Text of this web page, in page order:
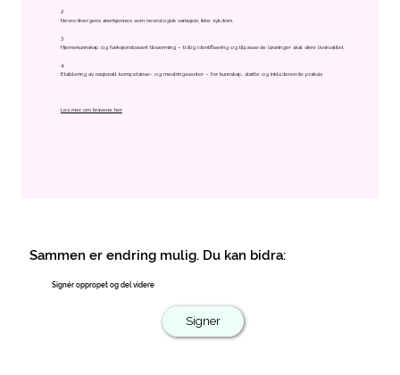
Sammen er endring mulig. Du kan bidra:
Signér oppropet og del videre
Signer
2
Nevrodivergens anerkjennes som nevrologisk variasjon, ikke sykdom.
3
Hjernekunnskap og funksjonsbasert tilnærming – tidlig identifisering og tilpassede løsninger skal sikre livskvalitet.
4
Etablering av nasjonalt kompetanse- og mestringssenter – for kunnskap, støtte og inkluderende praksis.
Les mer om kravene her